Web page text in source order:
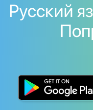
Русский